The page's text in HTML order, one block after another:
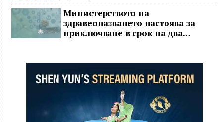
Министерството на
здравеопазването настоява за
приключване в срок на два